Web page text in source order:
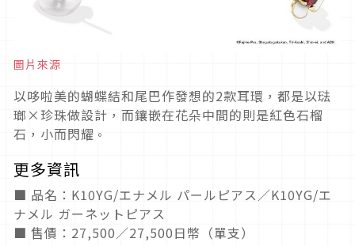
圖片來源
以哆啦美的蝴蝶結和尾巴作發想的2款耳環，都是以琺
瑯×珍珠做設計，而鑲嵌在花朵中間的則是紅色石榴
石，小而閃耀 。
更多資訊
■ 品名：K10YG/エナメル パールピアス／K10YG/エ
ナメル ガーネットピアス
■ 售價：27,500／27,500日幣（單支）